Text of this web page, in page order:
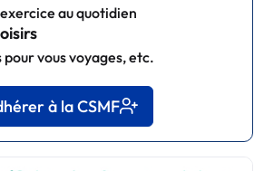
au quotidien
vous voyages, etc.
à la CSMF